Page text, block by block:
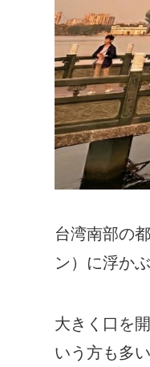
台湾南部の
ン）に浮か
大きく口を
いう方も多